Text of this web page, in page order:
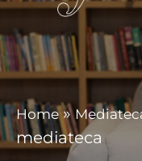
Home»
mediateca